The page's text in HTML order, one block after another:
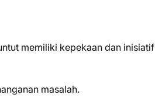
memiliki kepekaan dan inisiatif
masalah.